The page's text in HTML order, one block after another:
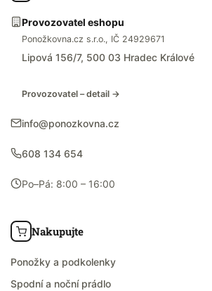
Provozovatel eshopu
Ponožkovna.cz s.r.o., IČ 24929671
Lipová 156/7, 500 03 Hradec Králové
Provozovatel – detail →
info@ponozkovna.cz
608 134 654
Po–Pá: 8:00 – 16:00
Nakupujte
Ponožky a podkolenky
Spodní a noční prádlo